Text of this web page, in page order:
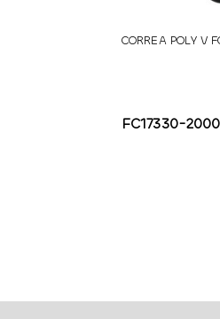
CORREA POLY V
FC17330-